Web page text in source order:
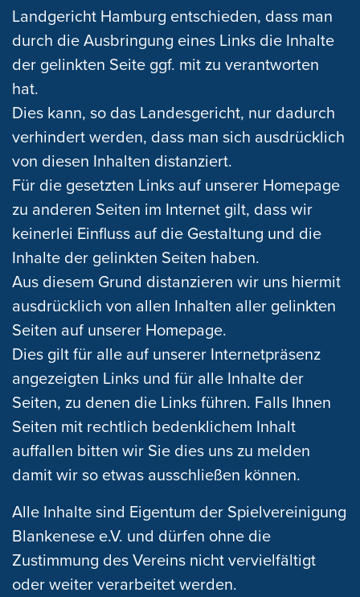
Landgericht Hamburg entschieden, dass man
durch die Ausbringung eines Links die Inhalte
der gelinkten Seite ggf. mit zu verantworten
hat.
Dies kann, so das Landesgericht, nur dadurch
verhindert werden, dass man sich ausdrücklich
von diesen Inhalten distanziert.
Für die gesetzten Links auf unserer Homepage
zu anderen Seiten im Internet gilt, dass wir
keinerlei Einfluss auf die Gestaltung und die
Inhalte der gelinkten Seiten haben.
Aus diesem Grund distanzieren wir uns hiermit
ausdrücklich von allen Inhalten aller gelinkten
Seiten auf unserer Homepage.
Dies gilt für alle auf unserer Internetpräsenz
angezeigten Links und für alle Inhalte der
Seiten, zu denen die Links führen. Falls Ihnen
Seiten mit rechtlich bedenklichem Inhalt
auffallen bitten wir Sie dies uns zu melden
damit wir so etwas ausschließen können.
Alle Inhalte sind Eigentum der Spielvereinigung
Blankenese e.V. und dürfen ohne die
Zustimmung des Vereins nicht vervielfältigt
oder weiter verarbeitet werden.